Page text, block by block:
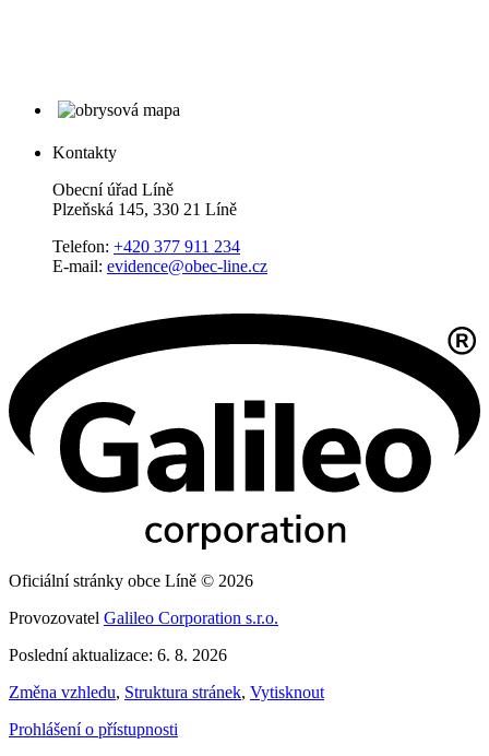
Kontakty
Obecní úřad Líně
Plzeňská 145, 330 21 Líně
Telefon: +420 377 911 234
E-mail: evidence@obec-line.cz
Oficiální stránky obce Líně © 2026
Provozovatel Galileo Corporation s.r.o.
Poslední aktualizace: 6. 8. 2026
Změna vzhledu, Struktura stránek, Vytisknout
Prohlášení o přístupnosti